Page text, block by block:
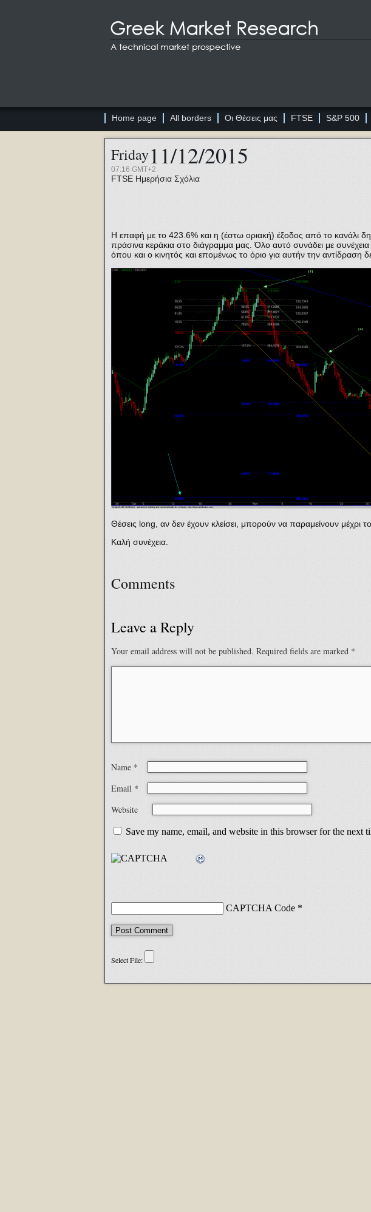
Home page All borders Οι Θέσεις μας FTSE S&P 500
Friday11/12/2015
07:16 GMT+2
FTSE Ημερήσια Σχόλια
Η επαφή με το 423.6% και η (έστω οριακή) έξοδος από το κανάλι
πράσινα κεράκια στο διάγραμμα μας. Όλο αυτό συνάδει με
όπου και ο κινητός και επομένως το όριο για αυτήν την αντίδραση
Θέσεις long, αν δεν έχουν κλείσει, μπορούν να παραμείνουν μέχρι
Καλή συνέχεια.
Comments
Leave a Reply
Your email address will not be published. Required fields are marked *
Name *
Email *
Website
Save my name, email, and website in this browser for the next
CAPTCHA Code *